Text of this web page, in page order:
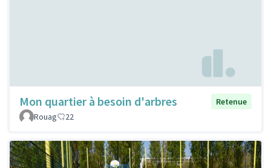
Mon quartier à besoin d'arbres
Retenue
Rouag
22